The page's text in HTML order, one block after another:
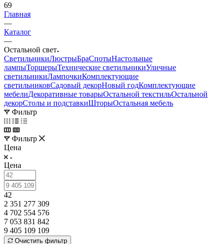
69
Главная
—
Каталог
—
Остальной свет
СветильникиЛюстрыБраСпотыНастольные
лампыТоршерыТехнические светильникиУличные
светильникиЛампочкиКомплектующие
светильниковСадовый декорНовый годКомплектующие
мебелиДекоративные товарыОстальной текстильОстальной
декорСтолы и подставкиШторыОстальная мебель
Фильтр
Фильтр
Цена
Цена
42
2 351 277 309
4 702 554 576
7 053 831 842
9 405 109 109
Очистить фильтр